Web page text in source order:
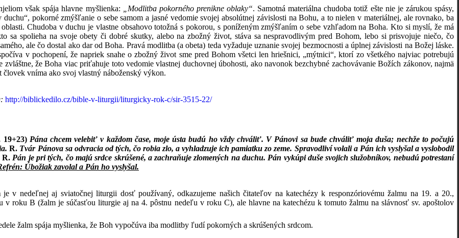
však spája hlavne myšlienka:
„Modlitba pokorného prenikne oblaky“. Samotná materiálna chudoba totiž ešte nie je zárukou spásy,
duchu“, pokorné zmýšľanie o sebe samom a jasné vedomie svojej absolútnej závislosti na Bohu, a to nielen v materiálnej, ale rovnako, ba
Chudoba v duchu je vlastne obsahovo totožná s pokorou, s poníženým zmýšľaním o sebe vzhľadom na Boha. Kto si myslí, že má
sa spolieha na svoje obety či dobré skutky, alebo na zbožný život, stáva sa nespravodlivým pred Bohom, lebo si prisvojuje niečo, čo
ale čo dostal ako dar od Boha. Pravá modlitba (a obeta) teda vyžaduje uznanie svojej bezmocnosti a úplnej závislosti na Božej láske.
v pochopení, že napriek snahe o zbožný život sme pred Bohom všetci len hriešnici, „mýtnici“, ktorí zo všetkého najviac potrebujú
že Boha viac priťahuje toto vedomie vlastnej duchovnej úbohosti, ako navonok bezchybné zachovávanie Božích zákonov, najmä
človek vníma ako svoj vlastný náboženský výkon.
http://biblickedilo.cz/bible-v-liturgii/liturgicky-rok-c/sir-3515-22/
19+23) Pána chcem velebiť v každom čase, moje ústa budú ho vždy chváliť. V Pánovi sa bude chváliť moja duša; nechže to počujú
R. Tvár Pánova sa odvracia od tých, čo robia zlo, a vyhladzuje ich pamiatku zo zeme. Spravodliví volali a Pán ich vyslyšal a vyslobodil
R. Pán je pri tých, čo majú srdce skrúšené, a zachraňuje zlomených na duchu. Pán vykúpi duše svojich služobníkov, nebudú potrestaní
Úbožiak zavolal a Pán ho vyslyšal.
je v nedeľnej aj sviatočnej liturgii dosť používaný, odkazujeme našich čitateľov na katechézy k responzóriovému žalmu na 19. a 20.,
v roku B (žalm je súčasťou liturgie aj na 4. pôstnu nedeľu v roku C), ale hlavne na katechézu k tomuto žalmu na slávnosť sv. apoštolov
žalm spája myšlienka, že Boh vypočúva iba modlitby ľudí pokorných a skrúšených srdcom.